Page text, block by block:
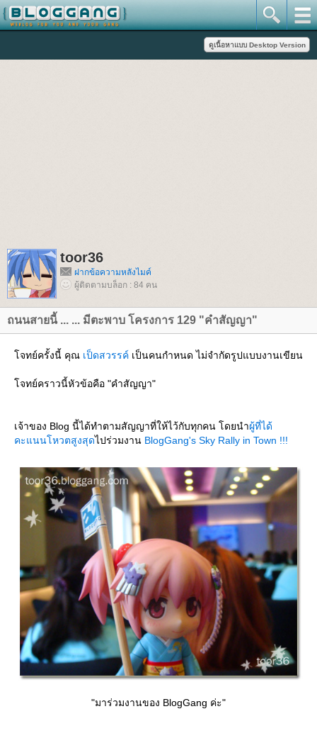
toor36
ฝากข้อความหลังไมค์
ผู้ติดตามบล็อก : 84 คน
ถนนสายนี้ ... ... มีตะพาบ โครงการ 129 "คำสัญญา"
จทย์ครั้งนี้ คุณ เป็ดสวรรค์ เป็นคนกำหนด ไม่จำกัดรูปแบบงานเขียน
จทย์คราวนี้หัวข้อคือ "คำสัญญา"
เจ้าของ Blog นี้ได้ทำตามสัญญาที่ให้ไว้กับทุกคน โดยนำผู้ที่ได้
คะแนนโหวตสูงสุดไปร่วมงาน BlogGang's Sky Rally in Town !!!
"มาร่วมงานของ BlogGang ค่ะ"